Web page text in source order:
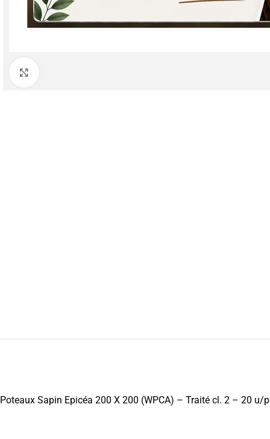
Poteaux Sapin Epicéa 200 X 200 (WPCA) – Traité cl. 2 – 20 u/